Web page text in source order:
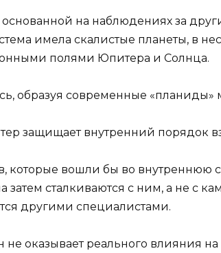
на наблюдениях за
имела скалистые планеты, в
полями Юпитера и Солнца.
образуя современные «планиды»
защищает внутренний порядок
которые вошли бы во внутреннюю
затем сталкиваются с ним, а не с
другими специалистами.
не оказывает реального влияния